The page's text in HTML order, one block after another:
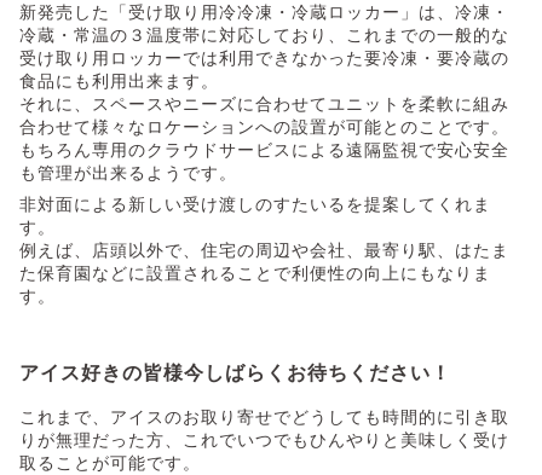
新発売した「受け取り用冷冷凍・冷蔵ロッカー」は、冷凍・
冷蔵・常温の３温度帯に対応しており、これまでの一般的な
受け取り用ロッカーでは利用できなかった要冷凍・要冷蔵の
食品にも利用出来ます。
それに、スペースやニーズに合わせてユニットを柔軟に組み
合わせて様々なロケーションへの設置が可能とのことです。
もちろん専用のクラウドサービスによる遠隔監視で安心安全
も管理が出来るようです。
非対面による新しい受け渡しのすたいるを提案してくれま
す。
例えば、店頭以外で、住宅の周辺や会社、最寄り駅、はたま
た保育園などに設置されることで利便性の向上にもなりま
す。
アイス好きの皆様今しばらくお待ちください！
これまで、アイスのお取り寄せでどうしても時間的に引き取
りが無理だった方、これでいつでもひんやりと美味しく受け
取ることが可能です。